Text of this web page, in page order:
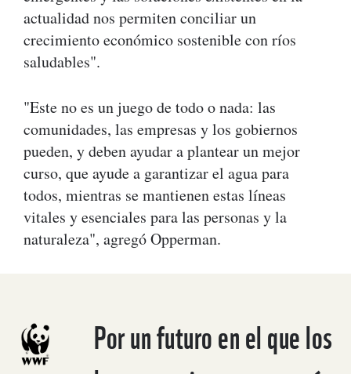
actualidad nos permiten conciliar un
crecimiento económico sostenible con ríos
saludables".
"Este no es un juego de todo o nada: las
comunidades, las empresas y los gobiernos
pueden, y deben ayudar a plantear un mejor
curso, que ayude a garantizar el agua para
todos, mientras se mantienen estas líneas
vitales y esenciales para las personas y la
naturaleza", agregó Opperman.
Por un futuro en el que los